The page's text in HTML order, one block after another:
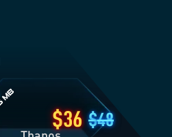
36 48